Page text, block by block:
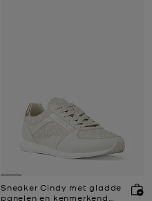
Sneaker Cindy met gladde
panelen en kenmerkend